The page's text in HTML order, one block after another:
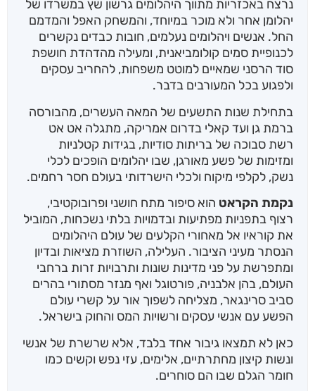
נרצח באכזריות מתווך היהלומים גרשון שץ במשרדו של
יהלומן אחר ולא מוכר במיוחד, והמשחק האפל והמדמם
החל. אנשים ויהלומים נעלמים, חובות כבדים נקשרים
לכנופיית סמים קולומביאנית, ומעילה מהדהדת חושפת
סוד הרסני שמאיים למוטט משפחות, להחריב עסקים
ולפגוע בכל המעורבים בדבר.
בתחילת שנות התשעים של המאה העשרים, מהבורסה
ברמת גן ועד קאלי בדרום אמריקה, מתגלה אט אט
רשת סבוכה של בריתות סודיות, בגידות קטלניות
ומזימות של פשע מאורגן, שבו יהלומים הופכים לכלי
נשק, לקלפי מיקוח ולכלי הישרדותי בעולם חסר רחמים.
נקמת הקראט הוא סיפור מתח חושני ופרובוקטיבי,
רצוף בתפניות מפתיעות ובדמויות בלתי נשכחות, המוביל
את קוראיו אל מאחורי הקלעים של עולם היהלומים
הנסתר מעיני הציבור. העלילה, השוזרת מציאות ובדיון
ומתפרשת על פני מדינות שונות ותרבויות זרות ברחבי
העולם, בהן אלבניה, פורטוגל ואף מנזר מסתורי בהרים
סביב סרינגאר, מצליחה לשפוך אור על קשרי עולם
הפשע עם אנשי עסקים ורשויות המס והחוק בישראל.
כאן לא תמצאו גיבור אחד בלבד, אלא שרשרת של אנשי
ונשות קיצון מחתרתיים, אלימים, עזי נפש וקשים כמו
חומר הגלם שבו הם סוחרים.